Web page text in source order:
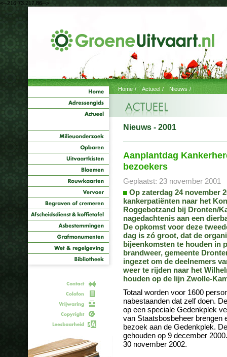
<--216.73.217.86-->
Home / Actueel / Nieuws /
Nieuws - 2001
Aanplantdag
bezoekers
Geplaatst: 23 november 2001
Op zaterdag 24 november
kankerpatiënten naar het
Roggebotzand bij Dronten/
nagedachtenis aan een
De opkomst voor deze
dag is zó groot, dat de
bijeenkomsten te houden in
brandweer, gemeente
ingezet om de deelnemers
weer te rijden naar het
houden op de lijn Zwolle-
Totaal worden voor 1600
nabestaanden dat zelf doen.
op een speciale Gedenkplek
van Staatsbosbeheer brengen
bezoek aan de Gedenkplek.
gehouden op 9 december
30 november 2002.